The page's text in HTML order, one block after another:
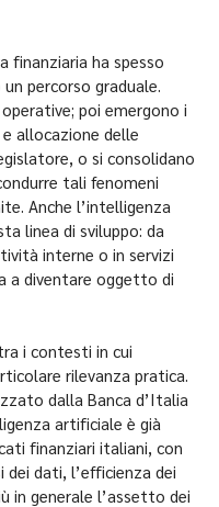
finanziaria ha spesso
percorso graduale.
poi emergono i
allocazione delle
o si consolidano
tali fenomeni
Anche l’intelligenza
linea di sviluppo: da
interne o in servizi
a diventare oggetto di
i contesti in cui
rilevanza pratica.
dalla Banca d’Italia
artificiale è già
finanziari italiani, con
dei dati, l’efficienza dei
in generale l’assetto dei